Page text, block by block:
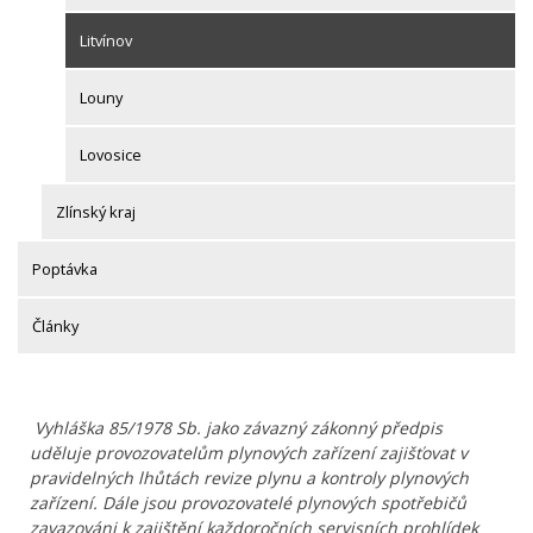
Litvínov
Louny
Lovosice
Zlínský kraj
Poptávka
Články
Vyhláška 85/1978 Sb. jako závazný zákonný předpis
uděluje provozovatelům plynových zařízení zajišťovat v
pravidelných lhůtách revize plynu a kontroly plynových
zařízení. Dále jsou provozovatelé plynových spotřebičů
zavazováni k zajištění každoročních servisních prohlídek